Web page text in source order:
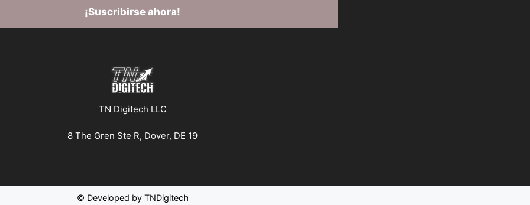
¡Suscribirse ahora!
TN Digitech LLC
8 The Gren Ste R, Dover, DE 19